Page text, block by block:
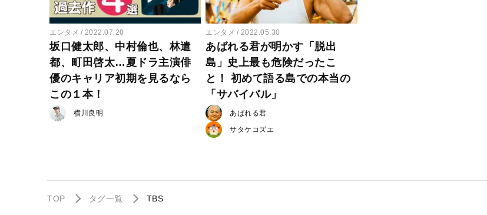
エンタメ 2022.07.20
坂口健太郎、中村倫也、林遣
都、町田啓太…夏ドラ主演俳
優のキャリア初期を見るなら
この１本！
横川良明
エンタメ 2022.05.30
あばれる君が明かす「脱出
島」史上最も危険だったこ
と！ 初めて語る島での本当の
「サバイバル」
あばれる君
サタケコズエ
TOP タグ一覧 TBS